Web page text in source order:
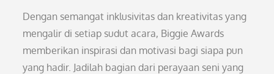
Dengan semangat inklusivitas dan kreativitas yang
mengalir di setiap sudut acara, Biggie Awards
memberikan inspirasi dan motivasi bagi siapa pun
yang hadir. Jadilah bagian dari perayaan seni yang